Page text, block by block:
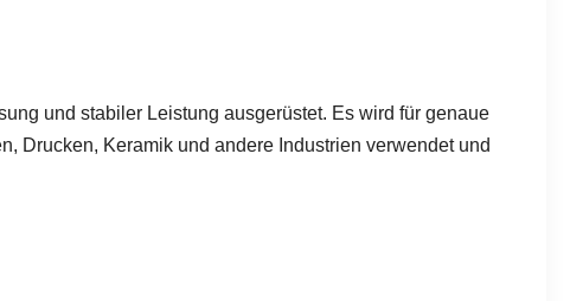
und stabiler Leistung ausgerüstet. Es wird für genaue
Drucken, Keramik und andere Industrien verwendet und